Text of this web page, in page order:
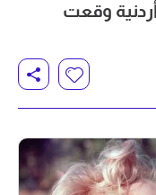
وقعت